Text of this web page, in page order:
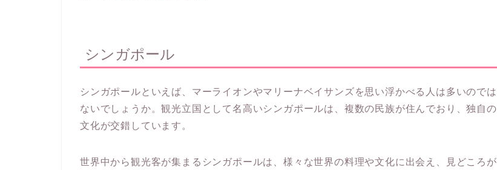
シンガポール
シンガポールといえば、マーライオンやマリーナベイサンズを思い浮かべる人は多いのでは
ないでしょうか。観光立国として名高いシンガポールは、複数の民族が住んでおり、独自の
文化が交錯しています。
世界中から観光客が集まるシンガポールは、様々な世界の料理や文化に出会え、見どころが